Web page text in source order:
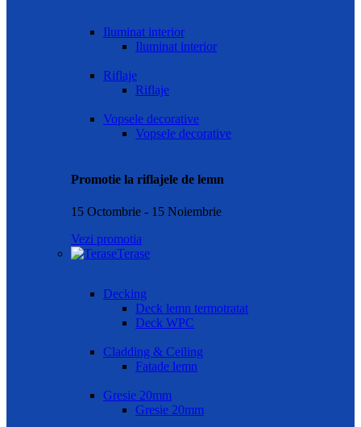
Iluminat interior
Iluminat interior
Riflaje
Riflaje
Vopsele decorative
Vopsele decorative
Promotie la riflajele de lemn
15 Octombrie - 15 Noiembrie
Vezi promotia
Terase
Decking
Deck lemn termotratat
Deck WPC
Cladding & Ceiling
Fatade lemn
Gresie 20mm
Gresie 20mm